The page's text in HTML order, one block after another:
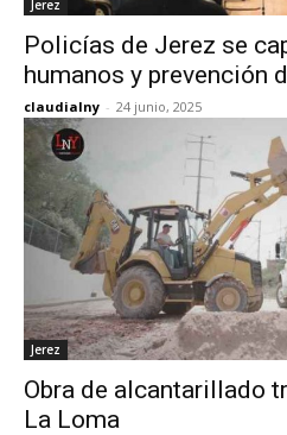
Jerez
Policías de Jerez se
humanos y prevención
claudialny - 24 junio, 2025
Jerez
Obra de alcantarillado
La Loma